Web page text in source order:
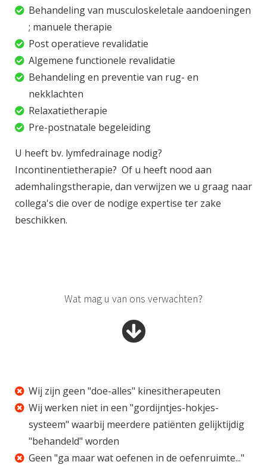
Behandeling van musculoskeletale aandoeningen
; manuele therapie
Post operatieve revalidatie
Algemene functionele revalidatie
Behandeling en preventie van rug- en
nekklachten
Relaxatietherapie
Pre-postnatale begeleiding
U heeft bv. lymfedrainage nodig?
Incontinentietherapie? Of u heeft nood aan
ademhalingstherapie, dan verwijzen we u graag naar
collega's die over de nodige expertise ter zake
beschikken.
Wat mag u van ons verwachten?
Wij zijn geen "doe-alles" kinesitherapeuten
Wij werken niet in een "gordijntjes-hokjes-
systeem" waarbij meerdere patiënten gelijktijdig
"behandeld" worden
Geen "ga maar wat oefenen in de oefenruimte..."